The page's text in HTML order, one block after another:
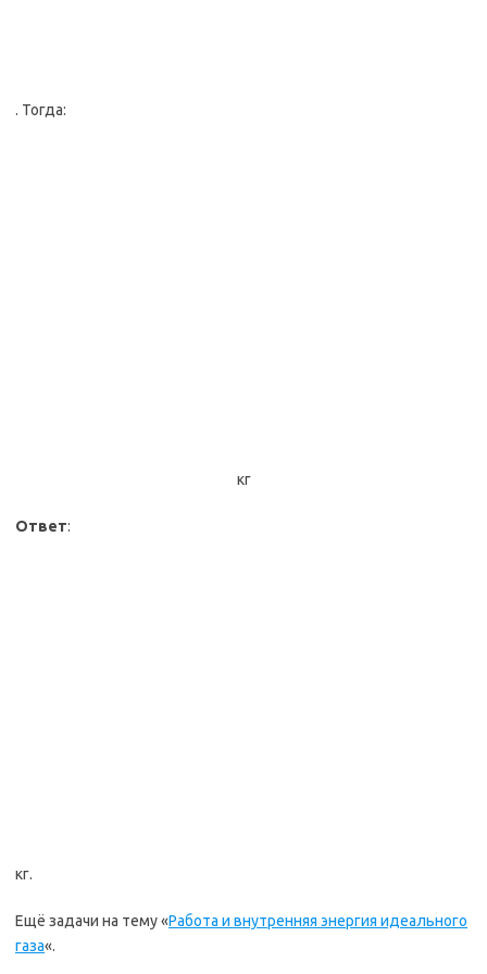
. Тогда:
кг
Ответ:
кг.
Ещё задачи на тему «Работа и внутренняя энергия идеального
газа«.